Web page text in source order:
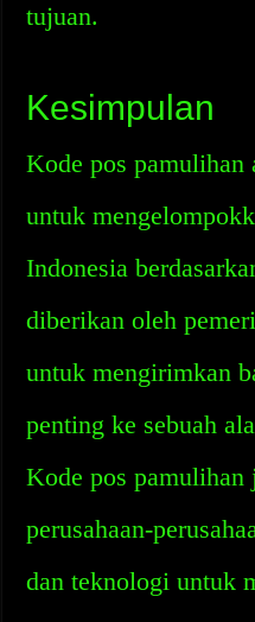
tujuan.
Kesimpulan
Kode pos pamulihan
untuk
Indonesia
diberikan oleh
untuk mengirimkan
penting ke sebuah
Kode pos pamulihan
perusahaan-
dan teknologi untuk